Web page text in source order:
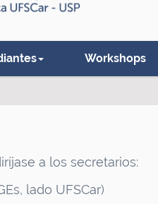
Workshops
a los secretarios:
lado UFSCar)